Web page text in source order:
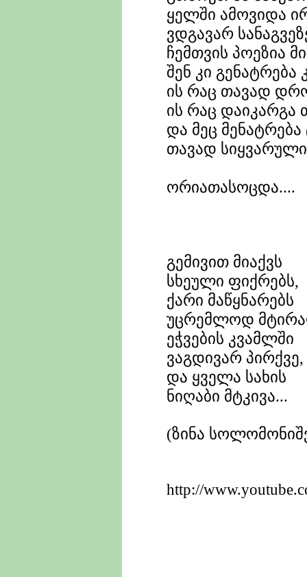
ყელში ამოვიდა
ვდგავარ
ჩემთვის პოეზია
შენ კი
ის რაც თავად
ის რაც
და მეც
თავად
ორიათასოცდა....
გემივით მიაქვს
სხეული ფიქრებს,
ქარი მაწყნარებს
უცრემლოდ
ეჭვების კვამლში
ვაგდივარ პირქვე,
და ყველა სახის
ნიღაბი მტკივა...
(ზინა
http://